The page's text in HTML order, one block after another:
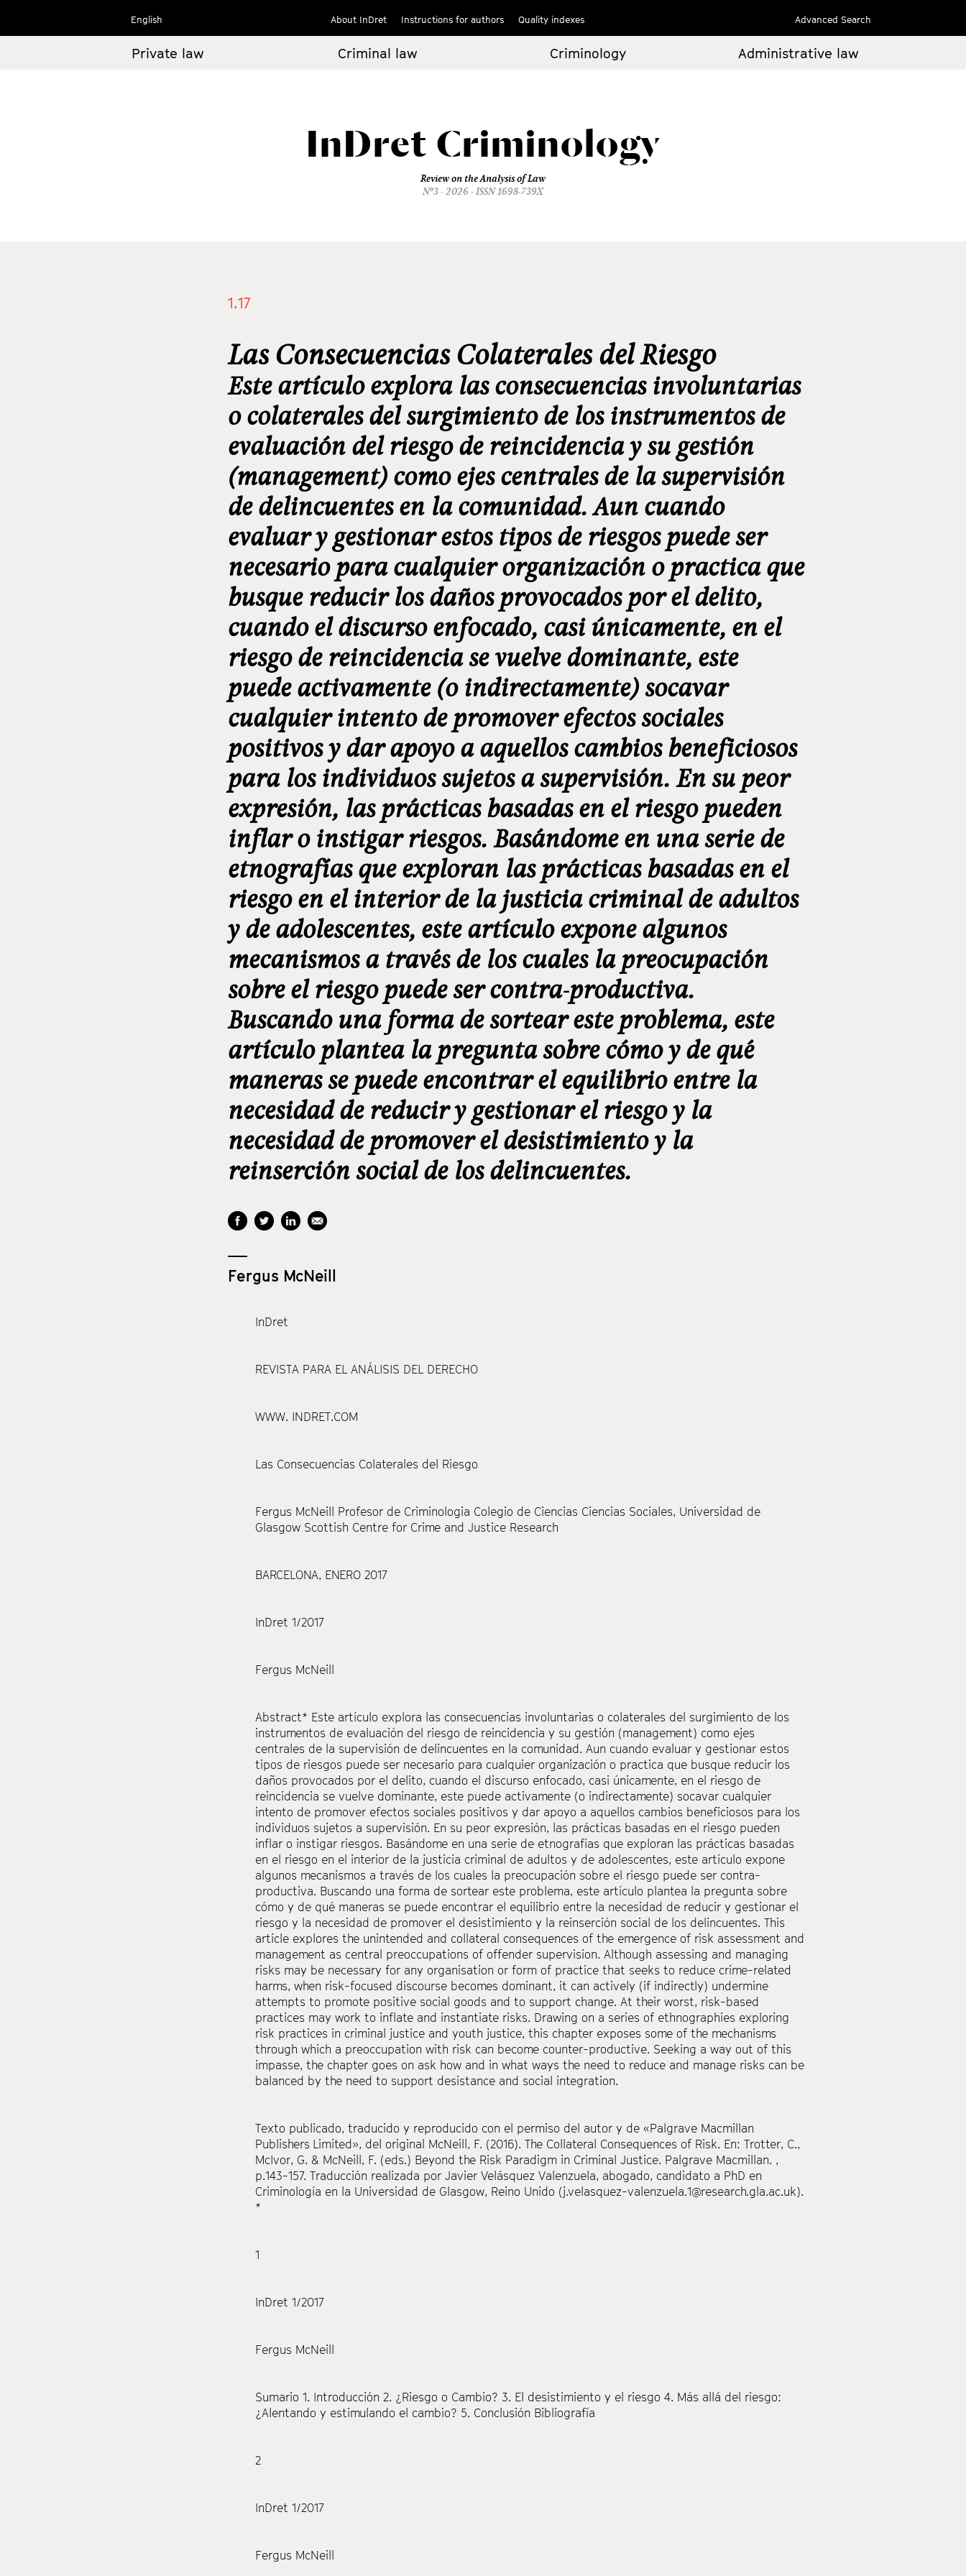
contenido
English About InDret Instructions for authors Quality indexes Advanced Search
Private law Criminal law Criminology Administrative law
InDret Criminology
Review on the Analysis of Law
Nº3 - 2026 - ISSN 1698-739X
1.17
Las Consecuencias Colaterales del Riesgo
Este artículo explora las consecuencias involuntarias
o colaterales del surgimiento de los instrumentos de
evaluación del riesgo de reincidencia y su gestión
(management) como ejes centrales de la supervisión
de delincuentes en la comunidad. Aun cuando
evaluar y gestionar estos tipos de riesgos puede ser
necesario para cualquier organización o practica que
busque reducir los daños provocados por el delito,
cuando el discurso enfocado, casi únicamente, en el
riesgo de reincidencia se vuelve dominante, este
puede activamente (o indirectamente) socavar
cualquier intento de promover efectos sociales
positivos y dar apoyo a aquellos cambios beneficiosos
para los individuos sujetos a supervisión. En su peor
expresión, las prácticas basadas en el riesgo pueden
inflar o instigar riesgos. Basándome en una serie de
etnografías que exploran las prácticas basadas en el
riesgo en el interior de la justicia criminal de adultos
y de adolescentes, este artículo expone algunos
mecanismos a través de los cuales la preocupación
sobre el riesgo puede ser contra-productiva.
Buscando una forma de sortear este problema, este
artículo plantea la pregunta sobre cómo y de qué
maneras se puede encontrar el equilibrio entre la
necesidad de reducir y gestionar el riesgo y la
necesidad de promover el desistimiento y la
reinserción social de los delincuentes.
Fergus McNeill
InDret
REVISTA PARA EL ANÁLISIS DEL DERECHO
WWW. INDRET.COM
Las Consecuencias Colaterales del Riesgo
Fergus McNeill Profesor de Criminologia Colegio de Ciencias Ciencias Sociales, Universidad de
Glasgow Scottish Centre for Crime and Justice Research
BARCELONA, ENERO 2017
InDret 1/2017
Fergus McNeill
Abstract* Este artículo explora las consecuencias involuntarias o colaterales del surgimiento de los
instrumentos de evaluación del riesgo de reincidencia y su gestión (management) como ejes
centrales de la supervisión de delincuentes en la comunidad. Aun cuando evaluar y gestionar estos
tipos de riesgos puede ser necesario para cualquier organización o practica que busque reducir los
daños provocados por el delito, cuando el discurso enfocado, casi únicamente, en el riesgo de
reincidencia se vuelve dominante, este puede activamente (o indirectamente) socavar cualquier
intento de promover efectos sociales positivos y dar apoyo a aquellos cambios beneficiosos para los
individuos sujetos a supervisión. En su peor expresión, las prácticas basadas en el riesgo pueden
inflar o instigar riesgos. Basándome en una serie de etnografías que exploran las prácticas basadas
en el riesgo en el interior de la justicia criminal de adultos y de adolescentes, este artículo expone
algunos mecanismos a través de los cuales la preocupación sobre el riesgo puede ser contra-
productiva. Buscando una forma de sortear este problema, este artículo plantea la pregunta sobre
cómo y de qué maneras se puede encontrar el equilibrio entre la necesidad de reducir y gestionar el
riesgo y la necesidad de promover el desistimiento y la reinserción social de los delincuentes. This
article explores the unintended and collateral consequences of the emergence of risk assessment and
management as central preoccupations of offender supervision. Although assessing and managing
risks may be necessary for any organisation or form of practice that seeks to reduce crime-related
harms, when risk-focused discourse becomes dominant, it can actively (if indirectly) undermine
attempts to promote positive social goods and to support change. At their worst, risk-based
practices may work to inflate and instantiate risks. Drawing on a series of ethnographies exploring
risk practices in criminal justice and youth justice, this chapter exposes some of the mechanisms
through which a preoccupation with risk can become counter-productive. Seeking a way out of this
impasse, the chapter goes on ask how and in what ways the need to reduce and manage risks can be
balanced by the need to support desistance and social integration.
Texto publicado, traducido y reproducido con el permiso del autor y de «Palgrave Macmillan
Publishers Limited», del original McNeill, F. (2016). The Collateral Consequences of Risk. En: Trotter, C.,
McIvor, G. & McNeill, F. (eds.) Beyond the Risk Paradigm in Criminal Justice. Palgrave Macmillan. ,
p.143-157. Traducción realizada por Javier Velásquez Valenzuela, abogado, candidato a PhD en
Criminología en la Universidad de Glasgow, Reino Unido (j.velasquez-valenzuela.1@research.gla.ac.uk).
*
1
InDret 1/2017
Fergus McNeill
Sumario 1. Introducción 2. ¿Riesgo o Cambio? 3. El desistimiento y el riesgo 4. Más allá del riesgo:
¿Alentando y estimulando el cambio? 5. Conclusión Bibliografía
2
InDret 1/2017
Fergus McNeill